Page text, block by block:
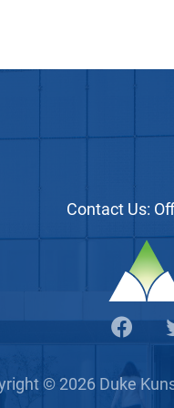
Contact Us:
© 2026 Duke